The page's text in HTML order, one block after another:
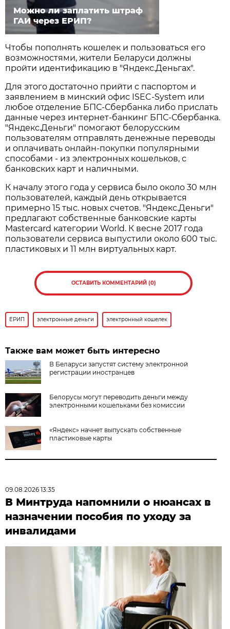
Можно ли заплатить штраф
ГАИ через ЕРИП?
Чтобы пополнять кошелек и пользоваться его
возможностями, жители Беларуси должны
пройти идентификацию в "Яндекс.Деньгах".
Для этого достаточно прийти с паспортом и
заявлением в минский офис ISEC-System или
любое отделение БПС-Сбербанка либо прислать
данные через интернет-банкинг БПС-Сбербанка.
"Яндекс.Деньги" помогают белорусским
пользователям отправлять денежные переводы
и оплачивать онлайн-покупки популярными
способами - из электронных кошельков, с
банковских карт и наличными.
К началу этого года у сервиса было около 30 млн
пользователей, каждый день открывается
примерно 15 тыс. новых счетов. "Яндекс.Деньги"
предлагают собственные банковские карты
Mastercard категории World. К весне 2017 года
пользователи сервиса выпустили около 600 тыс.
пластиковых и 11 млн виртуальных карт.
ОСТАВИТЬ КОММЕНТАРИЙ (0)
ЕРИП электронные деньги электронный кошелек
Также вам может быть интересно
В Беларуси запустят систему электронной
регистрации иностранцев
Белорусы могут переводить деньги между
электронными кошельками без комиссии
«Яндекс» начнет выпускать собственные
пластиковые карты
09.08.2026 13:35
В Минтруда напомнили о нюансах в
назначении пособия по уходу за
инвалидами